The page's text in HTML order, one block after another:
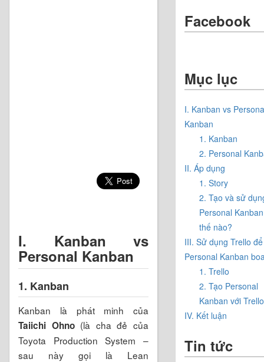
I. Kanban vs
Personal Kanban
1. Kanban
Kanban là phát minh của
Taiichi Ohno(là cha đẻ của
Toyota Production System –
sau này gọi là Lean
Facebook
Mục lục
I. Kanban vs
Kanban
1. Kanban
2. Personal
II. Áp dụng
1. Story
2. Tạo và sử
Personal
thế nào?
III. Sử dụng Trello
Personal Kanban
1. Trello
2. Tạo Personal
Kanban với Trello
IV. Kết luận
Tin tức